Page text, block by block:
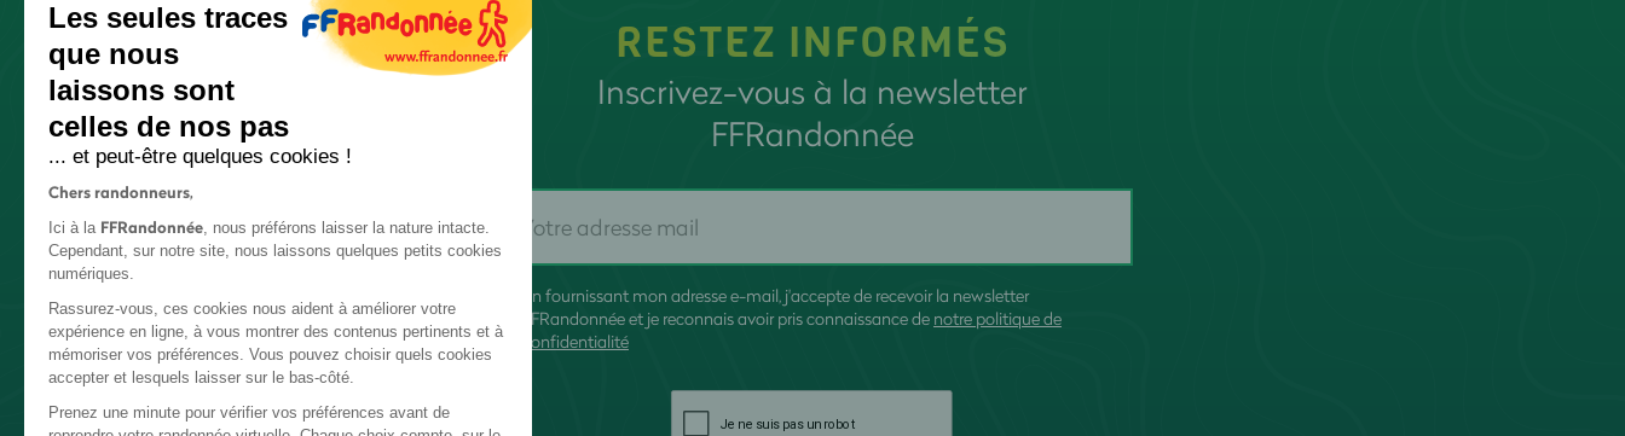
RESTEZ INFORMÉS
Inscrivez-vous à la newsletter
FFRandonnée
En fournissant mon adresse e-mail, j'accepte de recevoir la newsletter
FFRandonnée et je reconnais avoir pris connaissance de notre politique de
confidentialité
Les seules traces
que nous
laissons sont
celles de nos pas
... et peut-être quelques cookies !
Chers randonneurs,
Ici à la FFRandonnée, nous préférons laisser la nature intacte.
Cependant, sur notre site, nous laissons quelques petits cookies
numériques.
Rassurez-vous, ces cookies nous aident à améliorer votre
expérience en ligne, à vous montrer des contenus pertinents et à
mémoriser vos préférences. Vous pouvez choisir quels cookies
accepter et lesquels laisser sur le bas-côté.
Prenez une minute pour vérifier vos préférences avant de